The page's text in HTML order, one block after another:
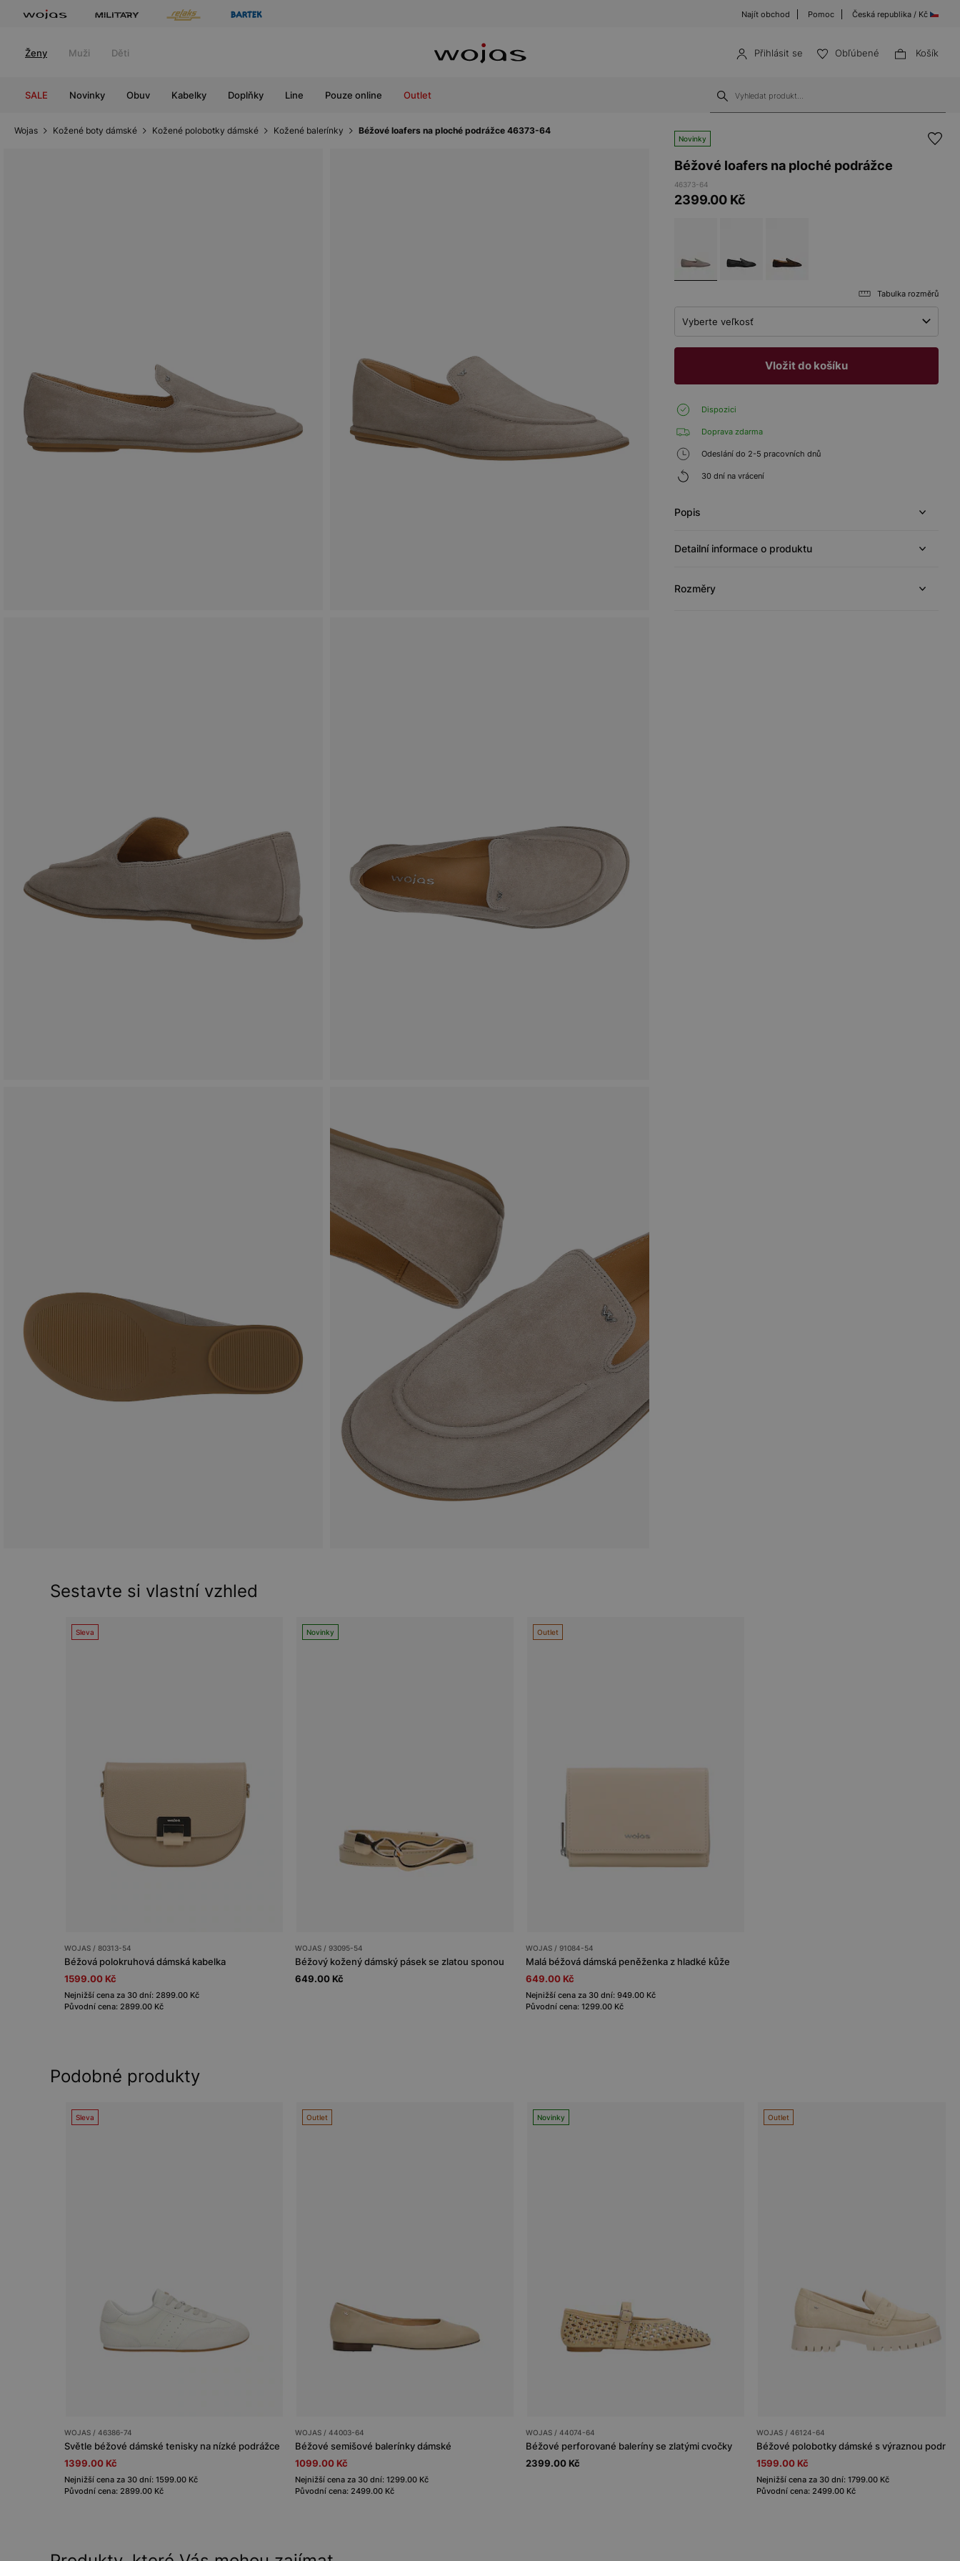
Najít obchod Pomoc Česká republika / Kč
Ženy Muži Děti Přihlásit se Obľúbené Košík
SALE Novinky Obuv Kabelky Doplňky Line Pouze online Outlet
Wojas Kožené boty dámské Kožené polobotky dámské Kožené balerínky Béžové loafers na ploché podrážce 46373-64
Novinky
Béžové loafers na ploché podrážce
46373-64
2399.00 Kč
Tabulka rozměrů
Vyberte veľkosť
Vložit do košíku
Dispozici
Doprava zdarma
Odeslání do 2-5 pracovních dnů
30 dní na vrácení
Popis
Detailní informace o produktu
Rozměry
Sestavte si vlastní vzhled
Sleva
WOJAS / 80313-54
Béžová polokruhová dámská kabelka
1599.00 Kč
Nejnižší cena za 30 dní: 2899.00 Kč
Původní cena: 2899.00 Kč
Novinky
WOJAS / 93095-54
Béžový kožený dámský pásek se zlatou sponou
649.00 Kč
Outlet
WOJAS / 91084-54
Malá béžová dámská peněženka z hladké kůže
649.00 Kč
Nejnižší cena za 30 dní: 949.00 Kč
Původní cena: 1299.00 Kč
Podobné produkty
Sleva
WOJAS / 46386-74
Světle béžové dámské tenisky na nízké podrážce
1399.00 Kč
Nejnižší cena za 30 dní: 1599.00 Kč
Původní cena: 2899.00 Kč
Outlet
WOJAS / 44003-64
Béžové semišové balerínky dámské
1099.00 Kč
Nejnižší cena za 30 dní: 1299.00 Kč
Původní cena: 2499.00 Kč
Novinky
WOJAS / 44074-64
Béžové perforované baleríny se zlatými cvočky
2399.00 Kč
Outlet
WOJAS / 46124-64
Béžové polobotky dámské s výraznou
1599.00 Kč
Nejnižší cena za 30 dní: 1799.00 Kč
Původní cena: 2499.00 Kč